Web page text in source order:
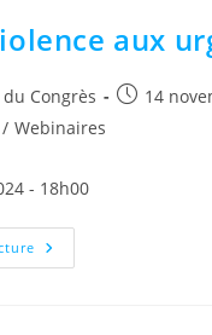
aux
Congrès
14
/ Webinaires
- 18h00